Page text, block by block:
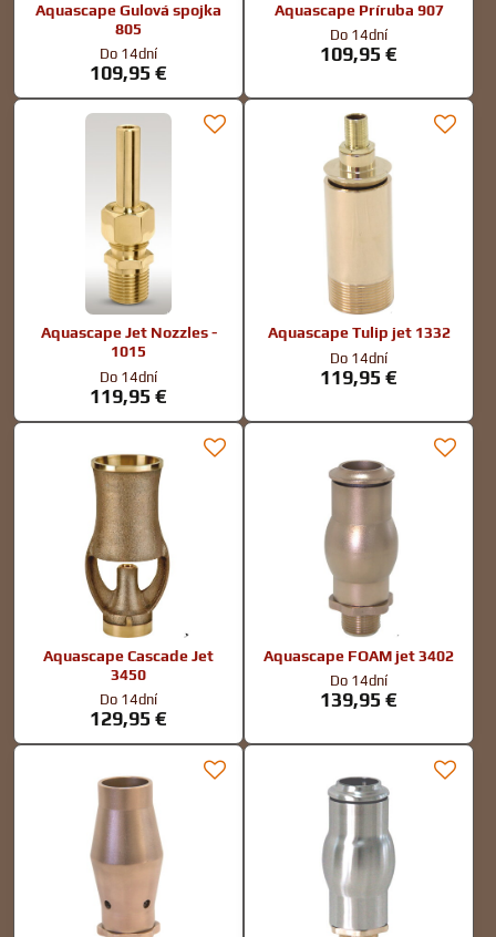
Aquascape Gulová spojka
805
Do 14dní
109,95 €
Aquascape Príruba 907
Do 14dní
109,95 €
Aquascape Jet Nozzles -
1015
Do 14dní
119,95 €
Aquascape Tulip jet 1332
Do 14dní
119,95 €
Aquascape Cascade Jet
3450
Do 14dní
129,95 €
Aquascape FOAM jet 3402
Do 14dní
139,95 €